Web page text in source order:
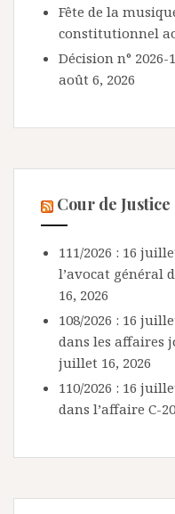
Fête de la
constitutionnel
Décision n° 2026-
août 6, 2026
Cour de
111/2026 : 16
l’avocat général
16, 2026
108/2026 : 16
dans les affaires
juillet 16, 2026
110/2026 : 16
dans l’affaire C-